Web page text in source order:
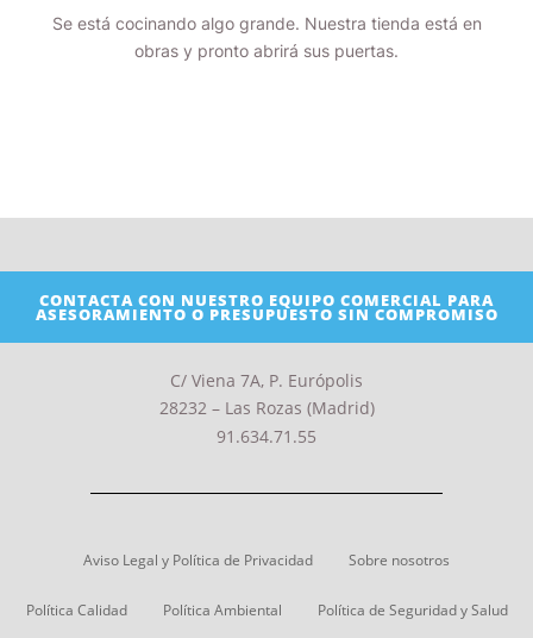
Se está cocinando algo grande. Nuestra tienda está en
obras y pronto abrirá sus puertas.
CONTACTA CON NUESTRO EQUIPO COMERCIAL PARA
ASESORAMIENTO O PRESUPUESTO SIN COMPROMISO
C/ Viena 7A, P. Európolis
28232 – Las Rozas (Madrid)
91.634.71.55
Aviso Legal y Política de Privacidad Sobre nosotros
Política Calidad Política Ambiental Política de Seguridad y Salud